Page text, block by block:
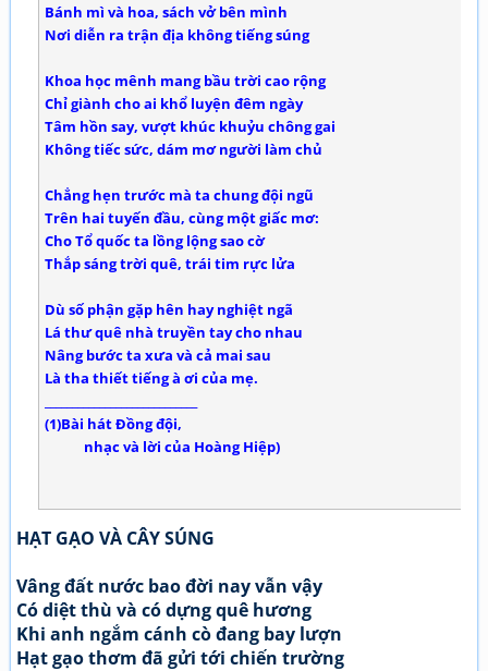
Bánh mì và hoa, sách vở bên mình
Nơi diễn ra trận địa không tiếng súng
Khoa học mênh mang bầu trời cao rộng
Chỉ giành cho ai khổ luyện đêm ngày
Tâm hồn say, vượt khúc khuỷu chông gai
Không tiếc sức, dám mơ người làm chủ
Chẳng hẹn trước mà ta chung đội ngũ
Trên hai tuyến đầu, cùng một giấc mơ:
Cho Tổ quốc ta lồng lộng sao cờ
Thắp sáng trời quê, trái tim rực lửa
Dù số phận gặp hên hay nghiệt ngã
Lá thư quê nhà truyền tay cho nhau
Nâng bước ta xưa và cả mai sau
Là tha thiết tiếng à ơi của mẹ.
(1)Bài hát Đồng đội,
nhạc và lời của Hoàng Hiệp)
HẠT GẠO VÀ CÂY SÚNG
Vâng đất nước bao đời nay vẫn vậy
Có diệt thù và có dựng quê hương
Khi anh ngắm cánh cò đang bay lượn
Hạt gạo thơm đã gửi tới chiến trường